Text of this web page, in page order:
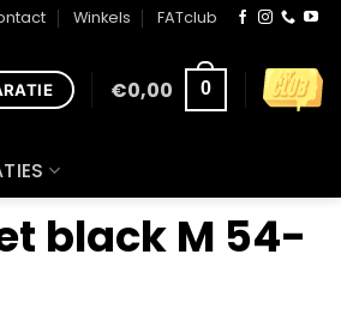
Winkels FATclub
€0,00 0
black M 54-